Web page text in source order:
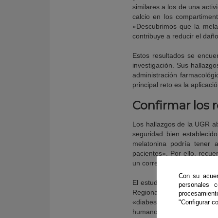
similares a los de una
calcio en los
«Descubrimos que la
contribuye a reducir el
Estos resultados se
investigación. Sus
administración
principal reto es la
Confirmar los
Los hallazgos de la UGR
seguridad bien
melatonina podría tener
pacientes». Por ello,
un correcto descanso
El estudio, financiado por
Regional (FEDER),
«diabesidad» y sus
humanos para confirmar
Con su
personales
"Configurar